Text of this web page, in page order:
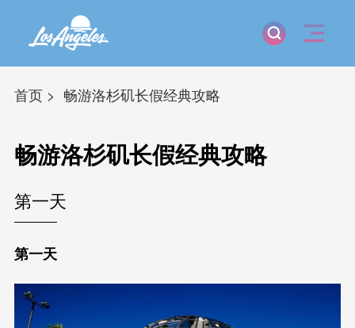
首页 畅游洛杉矶长假经典攻略
畅游洛杉矶长假经典攻略
第一天
第一天